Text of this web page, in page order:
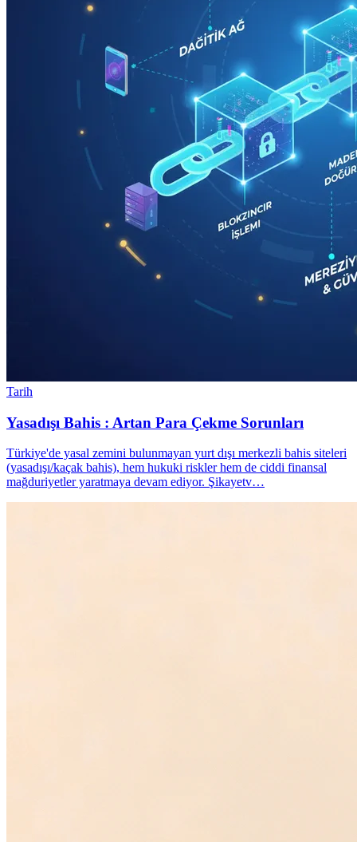
Tarih
Yasadışı Bahis : Artan Para Çekme Sorunları
Türkiye'de yasal zemini bulunmayan yurt dışı merkezli bahis siteleri
(yasadışı/kaçak bahis), hem hukuki riskler hem de ciddi finansal
mağduriyetler yaratmaya devam ediyor. Şikayetv…